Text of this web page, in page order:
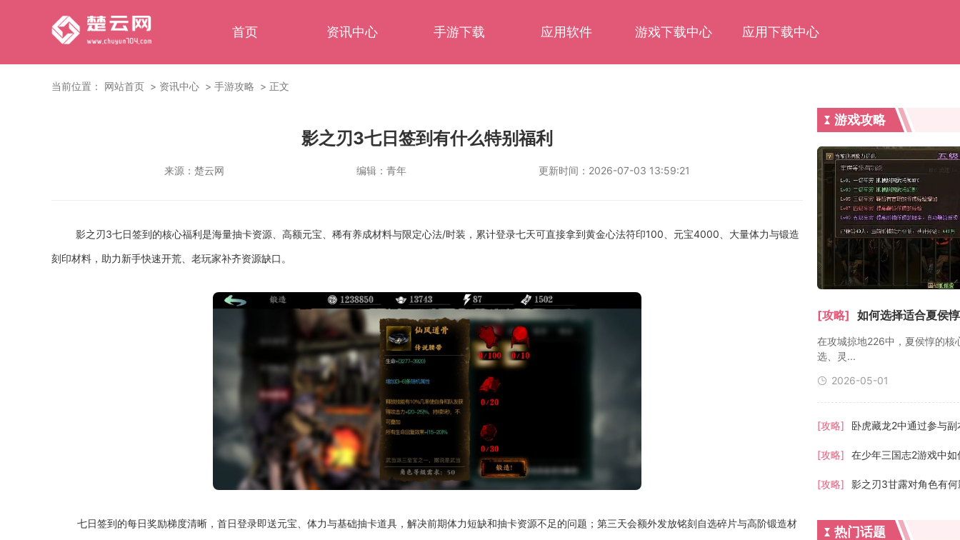
首页 资讯中心 手游下载 应用软件 游戏下载中心 应用下载中心
当前位置： 网站首页 资讯中心 手游攻略 正文
影之刃3七日签到有什么特别福利
来源： 楚云网 编辑： 青年 更新时间： 2026-07-03 13:59:21
影之刃3七日签到的核心福利是海量抽卡资源、高额元宝、稀有养成材料与限定心法/时装，累计登录七天可直接拿到黄金心法符印100、元宝4000、大量体力与锻造
刻印材料，助力新手快速开荒、老玩家补齐资源缺口。
七日签到的每日奖励梯度清晰，首日登录即送元宝、体力与基础抽卡道具，解决前期体力短缺和抽卡资源不足的问题；第三天会额外发放铭刻自选碎片与高阶锻造材
游戏攻略
[攻略]
在攻城掠地226中，夏侯惇的核
选、灵...
2026-05-01
[攻略] 卧虎藏龙2中通过参与
[攻略]
[攻略] 影之刃3甘露对角色有何
热门话题